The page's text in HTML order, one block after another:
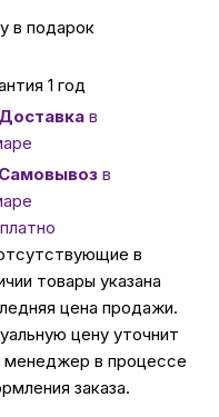
аксессуары
Apple в Самаре
сертификаты
Аудио
в подарок
1 год
Доставка в
Самовывоз в
в
товары указана
цена продажи.
цену уточнит
менеджер в процессе
заказа.